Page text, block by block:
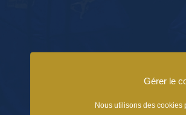
Gérer le
Nous utilisons des cookies